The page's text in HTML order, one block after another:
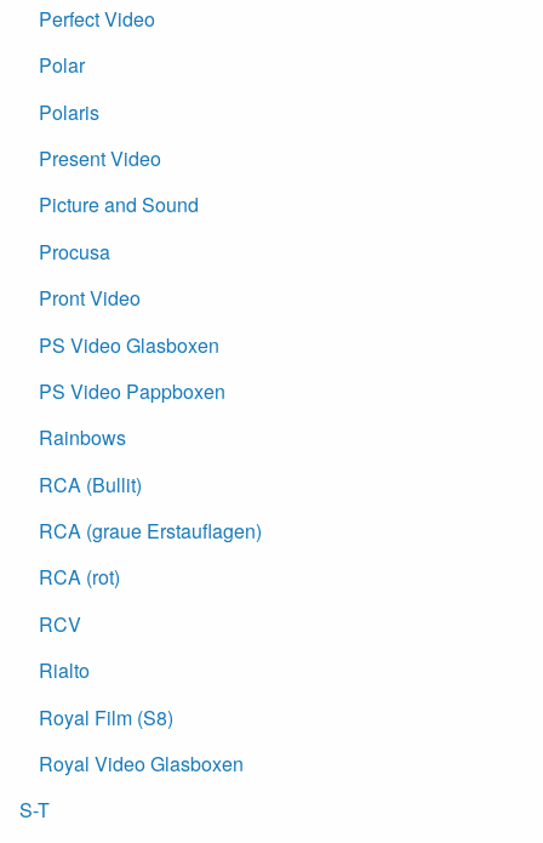
Perfect Video
Polar
Polaris
Present Video
Picture and Sound
Procusa
Pront Video
PS Video Glasboxen
PS Video Pappboxen
Rainbows
RCA (Bullit)
RCA (graue Erstauflagen)
RCA (rot)
RCV
Rialto
Royal Film (S8)
Royal Video Glasboxen
S-T